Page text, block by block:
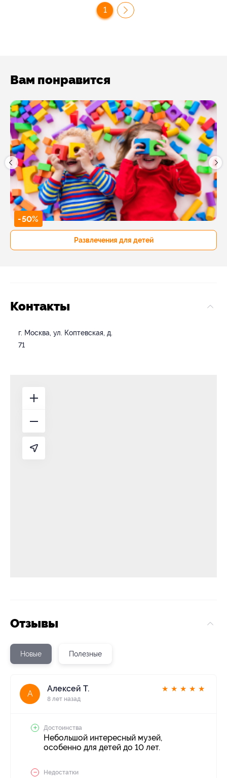
1
Вам понравится
-50%
Развлечения для детей
Контакты
г. Москва, ул. Коптевская, д.
71
Отзывы
Новые Полезные
А
Алексей Т.
8 лет назад
★ ★ ★ ★ ★
Достоинства
Небольшой интересный музей,
особенно для детей до 10 лет.
Недостатки